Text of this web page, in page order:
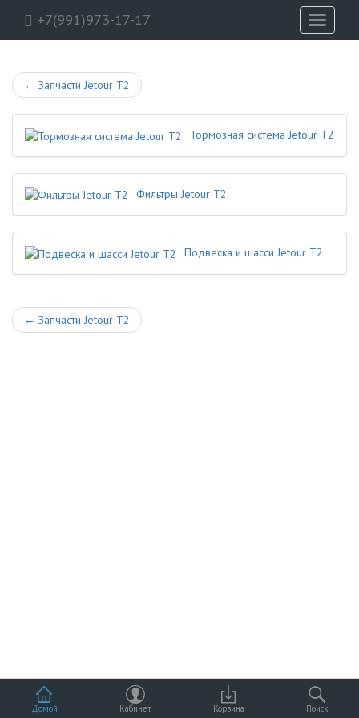
+7(991)973-17-17
Toggle
← Запчасти Jetour T2
Тормозная система Jetour T2
Фильтры Jetour T2
Подвеска и шасси Jetour T2
← Запчасти Jetour T2
Домой Кабинет Корзина Поиск